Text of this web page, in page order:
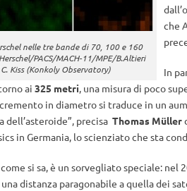
nelle tre bande di 70, 100 e 160
PACS/MACH-11/MPE/B.Altieri
Kiss (Konkoly Observatory)
che
In
ai 325 metri, una misura di poco
in diametro si traduce in un
dell’asteroide”, precisa Thomas Müller
in Germania, lo scienziato che sta
si sa, è un sorvegliato speciale: nel
distanza paragonabile a quella dei